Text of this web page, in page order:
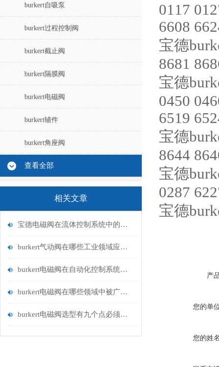
burkert自吸泵
burkert过程控制阀
burkert截止阀
burkert隔膜阀
burkert电磁阀
burkert辅件
burkert角座阀
查看全部
相关文章
宝德电磁阀在流体控制系统中的应用
burkert气动阀在哪些工业领域应用广泛？
burkert电磁阀在自动化控制系统中的应用
burkert电磁阀在哪些领域中被广泛应用？
burkert电磁阀选型有九个点必须知道国与百科
0117
6608
宝德
8681
宝德
0450
6519
宝德
8644
宝德
0287
宝德
产
您的单
您的姓